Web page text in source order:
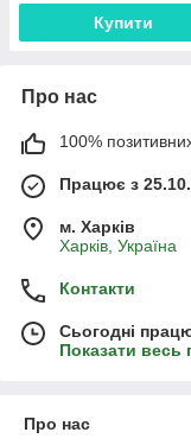
Купити
Про нас
100% позитивних
Працює з
м. Харків
Харків, Україна
Контакти
Сьогодні
Показати весь
Про нас